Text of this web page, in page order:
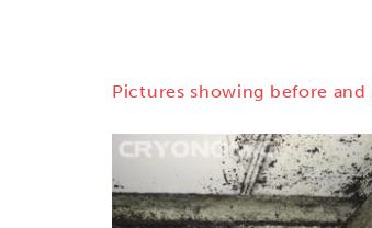
Pictures showing before